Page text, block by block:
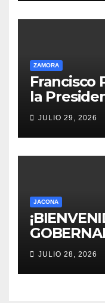
ZAMORA
Francisco
la
Rotario
para el
JULIO 29, 2026
JACONA
ALFREDO
BEDOLLA!
JULIO 28, 2026